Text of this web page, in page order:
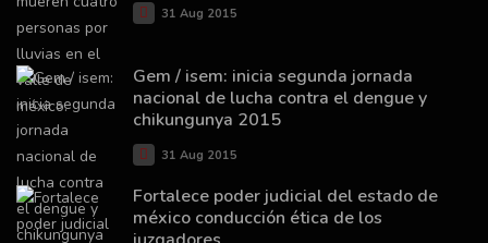
31 Aug 2015
Gem / isem: inicia segunda jornada
nacional de lucha contra el dengue y
chikungunya 2015
31 Aug 2015
Fortalece poder judicial del estado de
méxico conducción ética de los